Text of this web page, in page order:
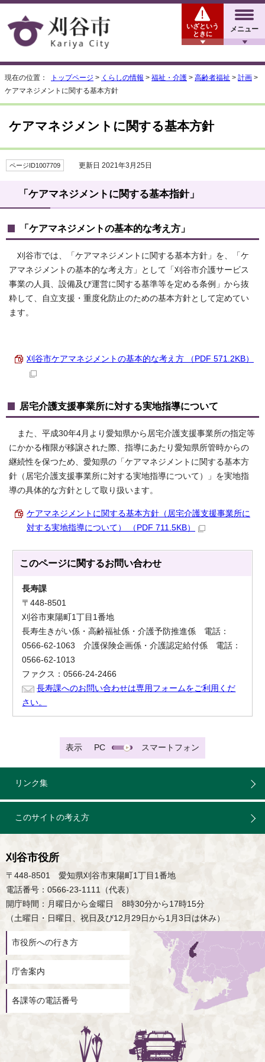
メニュー
いざという
ときに
現在の位置： トップページ > くらしの情報 > 福祉・介護 > 高齢者福祉 > 計画 >
ケアマネジメントに関する基本方針
ケアマネジメントに関する基本方針
ページID1007709 更新日 2021年3月25日
「ケアマネジメントに関する基本指針」
「ケアマネジメントの基本的な考え方」
刈谷市では、「ケアマネジメントに関する基本方針」を、「ケ
アマネジメントの基本的な考え方」として「刈谷市介護サービス
事業の人員、設備及び運営に関する基準等を定める条例」から抜
粋して、自立支援・重度化防止のための基本方針として定めてい
ます。
刈谷市ケアマネジメントの基本的な考え方 （PDF 571.2KB）
居宅介護支援事業所に対する実地指導について
また、平成30年4月より愛知県から居宅介護支援事業所の指定等
にかかる権限が移譲された際、指導にあたり愛知県所管時からの
継続性を保つため、愛知県の「ケアマネジメントに関する基本方
針（居宅介護支援事業所に対する実地指導について）」を実地指
導の具体的な方針として取り扱います。
ケアマネジメントに関する基本方針（居宅介護支援事業所に
対する実地指導について） （PDF 711.5KB）
このページに関するお問い合わせ
長寿課
〒448-8501
刈谷市東陽町1丁目1番地
長寿生きがい係・高齢福祉係・介護予防推進係 電話：
0566-62-1063 介護保険企画係・介護認定給付係 電話：
0566-62-1013
ファクス：0566-24-2466
長寿課へのお問い合わせは専用フォームをご利用くだ
さい。
表示 PC スマートフォン
リンク集
このサイトの考え方
刈谷市役所
〒448-8501 愛知県刈谷市東陽町1丁目1番地
電話番号：0566-23-1111（代表）
開庁時間：月曜日から金曜日 8時30分から17時15分
（土曜日・日曜日、祝日及び12月29日から1月3日は休み）
市役所への行き方
庁舎案内
各課等の電話番号